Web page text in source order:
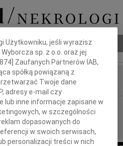
pogrzebowy
Użytkowniku, jeśli wyrazisz
sp. z o.o. oraz jej
874 ] Zaufanych Partnerów IAB,
spółką powiązaną z
Twoje dane
adresy e-mail czy
lub inne informacje zapisane w
w szczególności
dopasowanych do
w swoich serwisach,
personalizacji treści w nich